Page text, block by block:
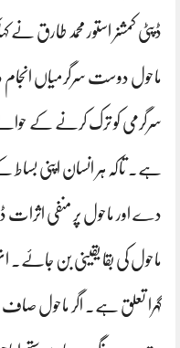
ڈپٹی کمشنر استور محمد طارق نے
ماحول دوست سرگرمیاں انجام
سرگرمی کو ترک کرنے کے
ہے. تاکہ ہر انسان اپنی
دے اور ماحول پر منفی اثرات
ماحول کی بقا یقینی بن جاۓ.
گہرا تعلق ہے. اگر ماحول صاف